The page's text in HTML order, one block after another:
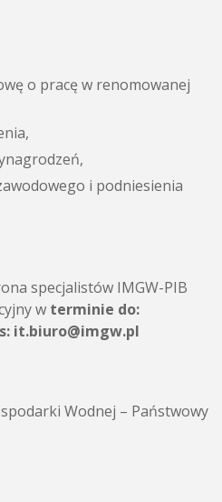
o pracę w renomowanej
i podniesienia
specjalistów IMGW-PIB
w terminie do:
it.biuro@imgw.pl
Wodnej – Państwowy